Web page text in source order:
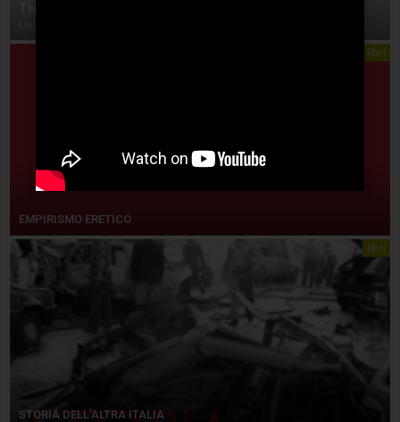
libri
EMPIRISMO ERETICO
libri
STORIA DELL’ALTRA ITALIA